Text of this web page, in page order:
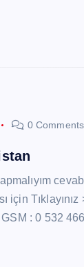
0 Comments
Tıklayınız
: 0 532